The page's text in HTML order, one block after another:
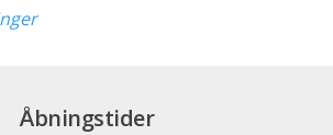
Åbningstider